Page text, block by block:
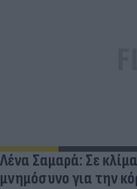
Λένα Σαμαρά: Σε
μνημόσυνο για την